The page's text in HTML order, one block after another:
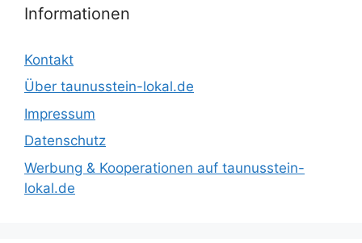
Informationen
Kontakt
Über taunusstein-lokal.de
Impressum
Datenschutz
Werbung & Kooperationen auf taunusstein-
lokal.de